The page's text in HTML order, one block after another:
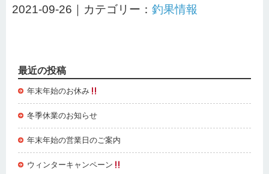
2021-09-26｜カテゴリー： 釣果情報
最近の投稿
年末年始のお休み
冬季休業のお知らせ
年末年始の営業日のご案内
ウィンターキャンペーン